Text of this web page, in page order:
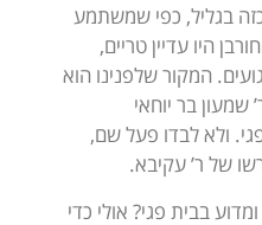
בגליל, כפי שמשתמע
היו עדיין טריים,
המקור שלפנינו הוא
שמעון בר יוחאי
ולא לבדו פעל שם,
של ר’ עקיבא.
בבית פגי? אולי כדי